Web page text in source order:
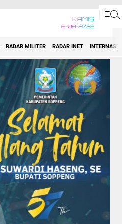
KAMIS
6-08-2026
RADAR MILITER RADAR INET